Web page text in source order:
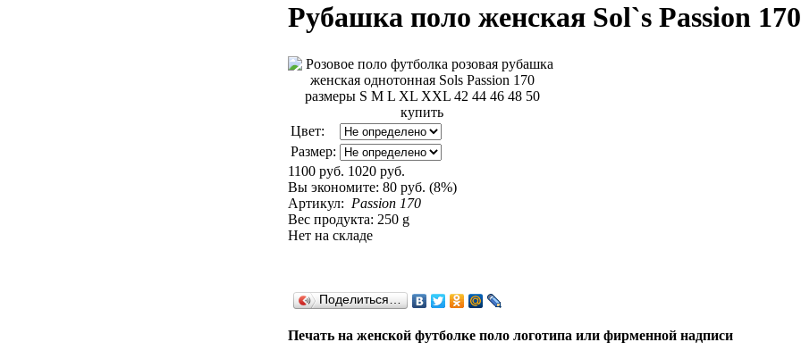
Рубашка поло женская Sol`s Passion 170
Цвет:
Размер:
1100 руб. 1020 руб.
Вы экономите: 80 руб. (8%)
Артикул: Passion 170
Вес продукта: 250 g
Нет на складе
Поделиться…
Печать на женской футболке поло логотипа или фирменной надписи